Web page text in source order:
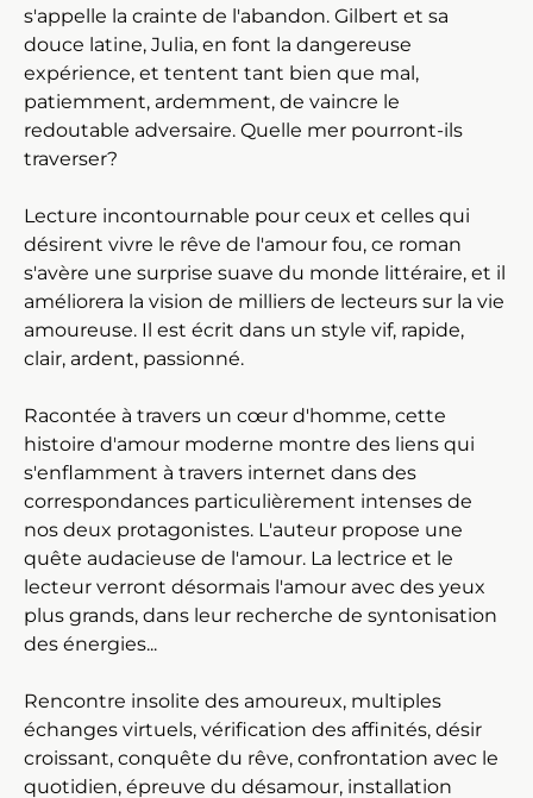
s'appelle la crainte de l'abandon. Gilbert et sa
douce latine, Julia, en font la dangereuse
expérience, et tentent tant bien que mal,
patiemment, ardemment, de vaincre le
redoutable adversaire. Quelle mer pourront-ils
traverser?
Lecture incontournable pour ceux et celles qui
désirent vivre le rêve de l'amour fou, ce roman
s'avère une surprise suave du monde littéraire, et il
améliorera la vision de milliers de lecteurs sur la vie
amoureuse. Il est écrit dans un style vif, rapide,
clair, ardent, passionné.
Racontée à travers un cœur d'homme, cette
histoire d'amour moderne montre des liens qui
s'enflamment à travers internet dans des
correspondances particulièrement intenses de
nos deux protagonistes. L'auteur propose une
quête audacieuse de l'amour. La lectrice et le
lecteur verront désormais l'amour avec des yeux
plus grands, dans leur recherche de syntonisation
des énergies...
Rencontre insolite des amoureux, multiples
échanges virtuels, vérification des affinités, désir
croissant, conquête du rêve, confrontation avec le
quotidien, épreuve du désamour, installation